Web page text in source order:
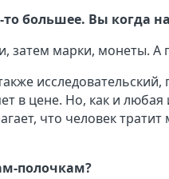
то большее. Вы когда
затем марки, монеты. А
в цене. Но, как и любая
что человек
полочкам?